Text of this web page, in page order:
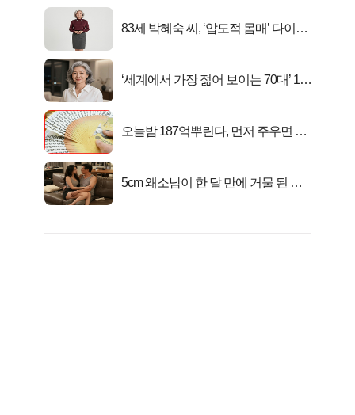
83세 박혜숙 씨, ‘압도적 몸매’ 다이어
‘세계에서 가장 젊어 보이는 70대’ 1위
오늘밤 187억뿌린다, 먼저 주우면 최
5cm 왜소남이 한 달 만에 거물 된 사